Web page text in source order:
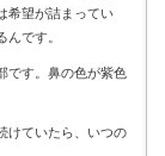
希望が詰まってい
です。
です。鼻の色が紫色
けていたら、いつの